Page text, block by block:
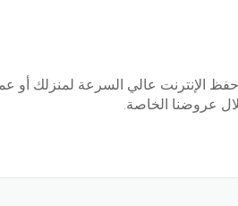
عالي السرعة لمنزلك أو
عروضنا الخاصة.